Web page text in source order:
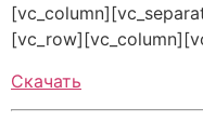
Скачать